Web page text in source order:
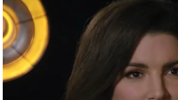
बॉ
ली
वु
ड